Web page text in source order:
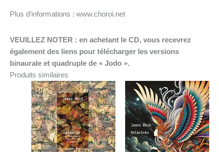
Plus d’informations : www.choroi.net
VEUILLEZ NOTER : en achetant le CD, vous recevrez
également des liens pour télécharger les versions
binaurale et quadruple de « Jodo ».
Produits similaires